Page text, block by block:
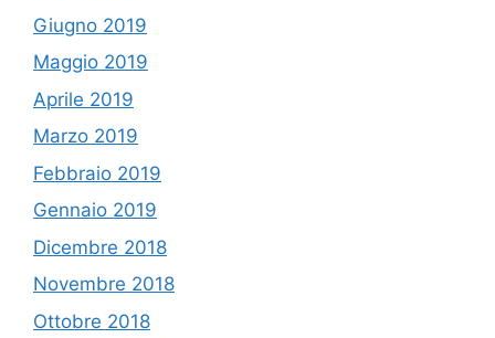
Giugno 2019
Maggio 2019
Aprile 2019
Marzo 2019
Febbraio 2019
Gennaio 2019
Dicembre 2018
Novembre 2018
Ottobre 2018